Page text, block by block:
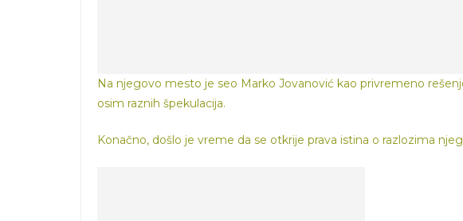
Na njegovo mesto je seo Marko Jovanović kao privremeno
osim raznih špekulacija.
Konačno, došlo je vreme da se otkrije prava istina o razlozima